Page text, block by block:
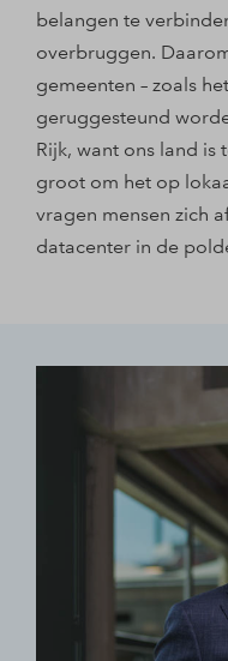
belangen te
overbruggen.
gemeenten – zoals
geruggesteund
Rijk, want ons land is
groot om het op
vragen mensen zich
datacenter in de